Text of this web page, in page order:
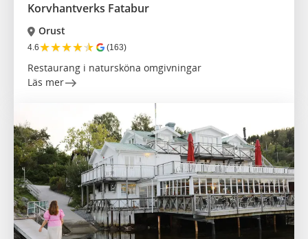
Korvhantverks Fatabur
Orust
4.6★★★★★ (163)
Restaurang i natursköna omgivningar
Läs mer